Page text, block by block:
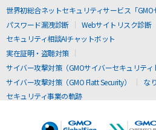
世界初総合ネットセキュリティサービス「GMO
パスワード漏洩診断
Webサイトリスク診断
セキュリティ相談AIチャットボット
実在証明・盗聴対策
サイバー攻撃対策（GMOサイバーセキュリティ
サイバー攻撃対策（GMO Flatt Security）
な
セキュリティ事業の軌跡